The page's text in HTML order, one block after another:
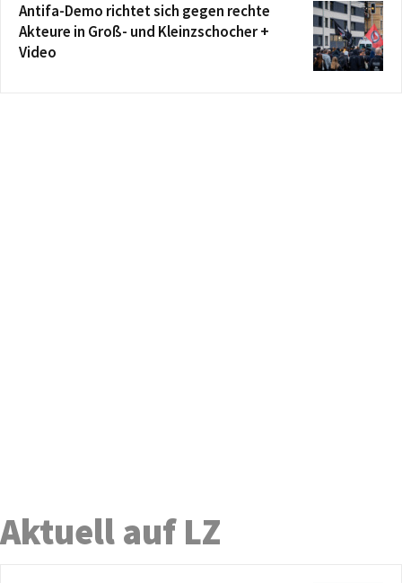
Antifa-Demo richtet sich gegen rechte
Akteure in Groß- und Kleinzschocher +
Video
Aktuell auf LZ